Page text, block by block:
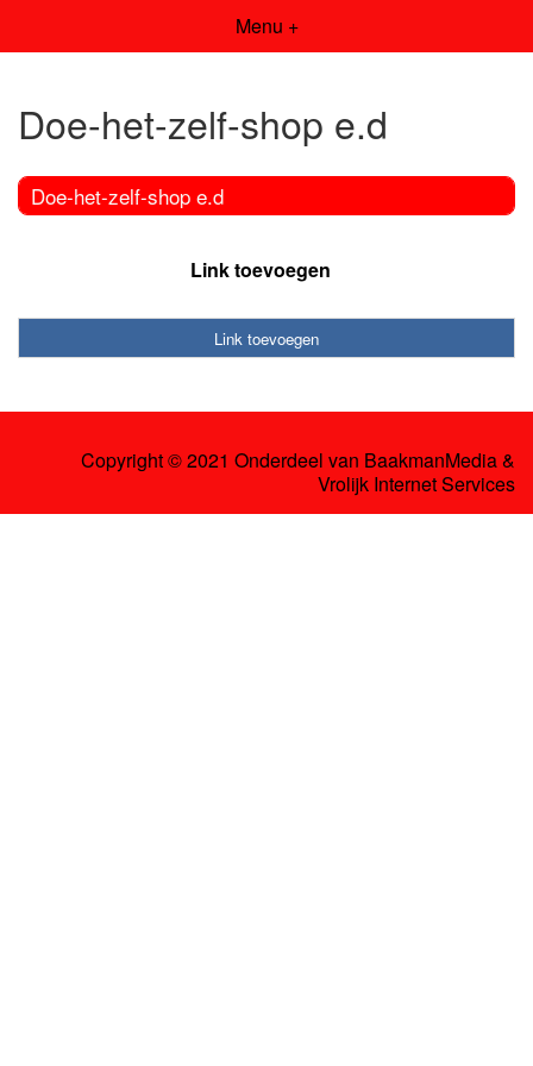
Menu +
Doe-het-zelf-shop e.d
Doe-het-zelf-shop e.d
Link toevoegen
Link toevoegen
Copyright © 2021 Onderdeel van BaakmanMedia&
Vrolijk Internet Services